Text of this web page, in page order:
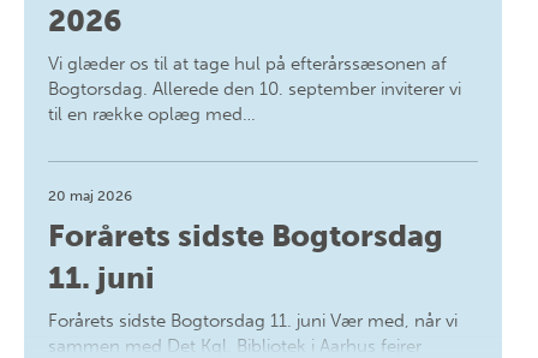
2026
Vi glæder os til at tage hul på efterårssæsonen af
Bogtorsdag. Allerede den 10. september inviterer vi
til en række oplæg med…
20 maj 2026
Forårets sidste Bogtorsdag
11. juni
Forårets sidste Bogtorsdag 11. juni Vær med, når vi
sammen med Det Kgl. Bibliotek i Aarhus fejrer